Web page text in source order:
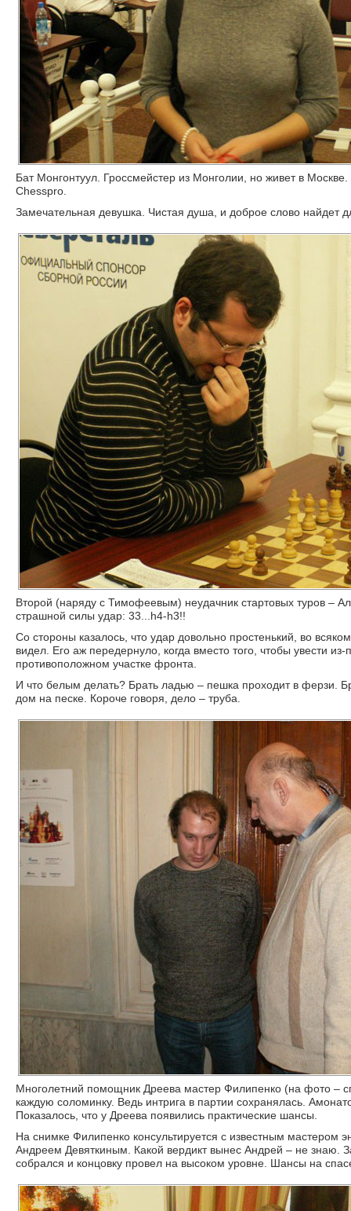
Бат Монгонтуул. Гроссмейстер из Монголии, но живет в
Chesspro.
Замечательная девушка. Чистая душа, и доброе слово найдет
Второй (наряду с Тимофеевым) неудачник стартовых туров –
страшной силы удар: 33...h4-h3!!
Со стороны казалось, что удар довольно простенький, во
видел. Его аж передернуло, когда вместо того, чтобы увести
противоположном участке фронта.
И что белым делать? Брать ладью – пешка проходит в ферзи.
дом на песке. Короче говоря, дело – труба.
Многолетний помощник Дреева мастер Филипенко (на фото –
каждую соломинку. Ведь интрига в партии сохранялась.
Показалось, что у Дреева появились практические шансы.
На снимке Филипенко консультируется с известным мастером
Андреем Девяткиным. Какой вердикт вынес Андрей – не знаю.
собрался и концовку провел на высоком уровне. Шансы на